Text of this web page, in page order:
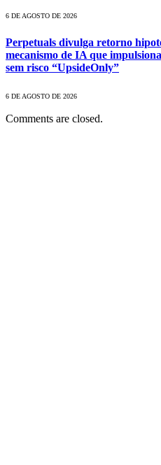
6 DE AGOSTO DE 2026
Perpetuals divulga retorno
mecanismo de IA que
sem risco “UpsideOnly”
6 DE AGOSTO DE 2026
Comments are closed.